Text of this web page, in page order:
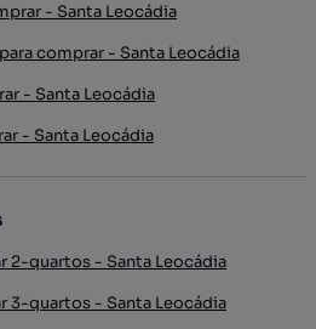
- Santa Leocádia
comprar - Santa Leocádia
- Santa Leocádia
- Santa Leocádia
2-quartos - Santa Leocádia
3-quartos - Santa Leocádia